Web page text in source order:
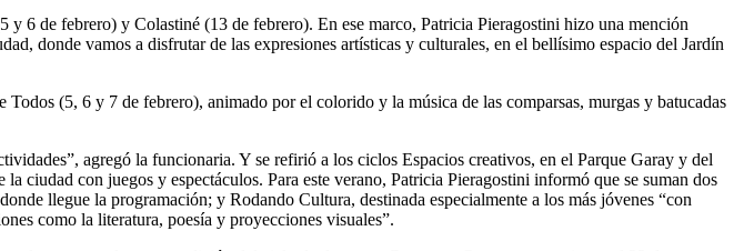
6 de febrero) y Colastiné (13 de febrero). En ese marco, Patricia Pieragostini hizo una mención
donde vamos a disfrutar de las expresiones artísticas y culturales, en el bellísimo espacio del Jardín
(5, 6 y 7 de febrero), animado por el colorido y la música de las comparsas, murgas y batucadas
agregó la funcionaria. Y se refirió a los ciclos Espacios creativos, en el Parque Garay y del
ciudad con juegos y espectáculos. Para este verano, Patricia Pieragostini informó que se suman dos
llegue la programación; y Rodando Cultura, destinada especialmente a los más jóvenes “con
como la literatura, poesía y proyecciones visuales”.